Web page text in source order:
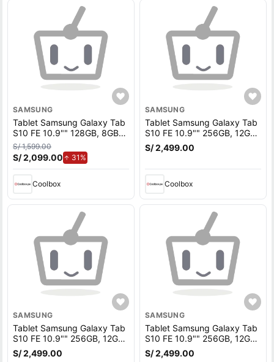
SAMSUNG
Tablet Samsung Galaxy Tab
S10 FE 10.9"" 128GB, 8GB
RAM, cámara principal 13MP
y frontal 12MP, 8000 mAh,
Exynos 1580, azul
S/ 1,599.00
S/ 2,099.00 31%
Coolbox
SAMSUNG
Tablet Samsung Galaxy Tab
S10 FE 10.9"" 256GB, 12GB
RAM, cámara principal 13MP
y frontal 12MP, 8000 mAh,
S/ 2,499.00
Coolbox
SAMSUNG
Tablet Samsung Galaxy Tab
S10 FE 10.9"" 256GB, 12GB
RAM, cámara principal 13MP
y frontal 12MP, 8000 mAh,
S/ 2,499.00
SAMSUNG
Tablet Samsung Galaxy Tab
S10 FE 10.9"" 256GB, 12GB
RAM, cámara principal 13MP
y frontal 12MP, 8000 mAh,
S/ 2,499.00